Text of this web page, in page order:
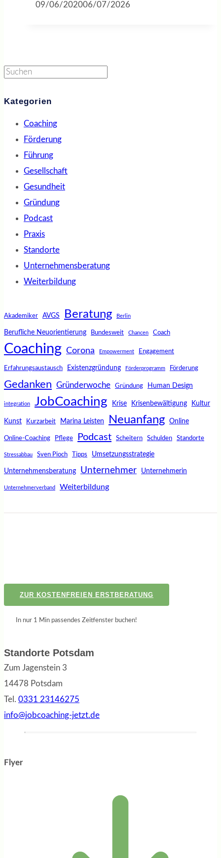
09/06/202006/07/2026
Suchen
Kategorien
Coaching
Förderung
Führung
Gesellschaft
Gesundheit
Gründung
Podcast
Praxis
Standorte
Unternehmensberatung
Weiterbildung
Akademiker AVGS Beratung Berlin
Berufliche Neuorientierung Bundesweit Chancen Coach
Coaching Corona Empowerment Engagement
Erfahrungsaustausch Existenzgründung Förderprogramm Förderung
Gedanken Gründerwoche Gründung Human Design
integration JobCoaching Krise Krisenbewältigung Kultur
Kunst Kurzarbeit Marina Leisten Neuanfang Online
Online-Coaching Pflege Podcast Scheitern Schulden Standorte
Stressabbau Sven Pioch Tipps Umsetzungsstrategie
Unternehmensberatung Unternehmer Unternehmerin
Unternehmerverband Weiterbildung
ZUR KOSTENFREIEN ERSTBERATUNG
In nur 1 Min passendes Zeitfenster buchen!
Standorte Potsdam
Zum Jagenstein 3
14478 Potsdam
Tel. 0331 23146275
info@jobcoaching-jetzt.de
Flyer